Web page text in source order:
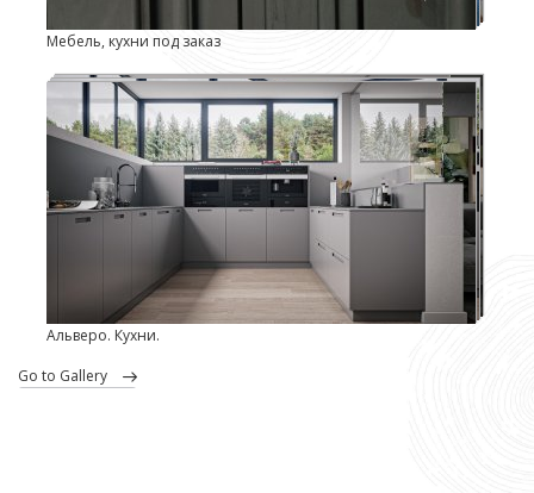
Мебель, кухни под заказ
Альверо. Кухни.
go to Gallery